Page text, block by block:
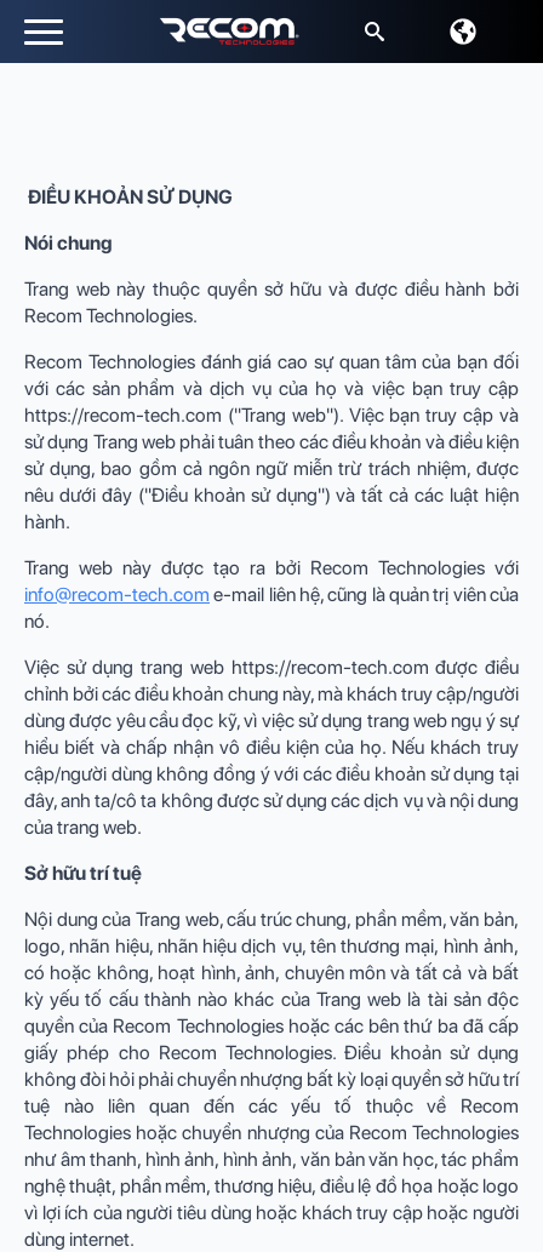
ĐIỀU KHOẢN SỬ DỤNG
Nói chung
Trang web này thuộc quyền sở hữu và được điều hành bởi
Recom Technologies.
Recom Technologies đánh giá cao sự quan tâm của bạn đối
với các sản phẩm và dịch vụ của họ và việc bạn truy cập
https://recom-tech.com ("Trang web"). Việc bạn truy cập và
sử dụng Trang web phải tuân theo các điều khoản và điều kiện
sử dụng, bao gồm cả ngôn ngữ miễn trừ trách nhiệm, được
nêu dưới đây ("Điều khoản sử dụng") và tất cả các luật hiện
hành.
Trang web này được tạo ra bởi Recom Technologies với
info@recom-tech.com e-mail liên hệ, cũng là quản trị viên của
nó.
Việc sử dụng trang web https://recom-tech.com được điều
chỉnh bởi các điều khoản chung này, mà khách truy cập/người
dùng được yêu cầu đọc kỹ, vì việc sử dụng trang web ngụ ý sự
hiểu biết và chấp nhận vô điều kiện của họ. Nếu khách truy
cập/người dùng không đồng ý với các điều khoản sử dụng tại
đây, anh ta/cô ta không được sử dụng các dịch vụ và nội dung
của trang web.
Sở hữu trí tuệ
Nội dung của Trang web, cấu trúc chung, phần mềm, văn bản,
logo, nhãn hiệu, nhãn hiệu dịch vụ, tên thương mại, hình ảnh,
có hoặc không, hoạt hình, ảnh, chuyên môn và tất cả và bất
kỳ yếu tố cấu thành nào khác của Trang web là tài sản độc
quyền của Recom Technologies hoặc các bên thứ ba đã cấp
giấy phép cho Recom Technologies. Điều khoản sử dụng
không đòi hỏi phải chuyển nhượng bất kỳ loại quyền sở hữu trí
tuệ nào liên quan đến các yếu tố thuộc về Recom
Technologies hoặc chuyển nhượng của Recom Technologies
như âm thanh, hình ảnh, hình ảnh, văn bản văn học, tác phẩm
nghệ thuật, phần mềm, thương hiệu, điều lệ đồ họa hoặc logo
vì lợi ích của người tiêu dùng hoặc khách truy cập hoặc người
dùng internet.